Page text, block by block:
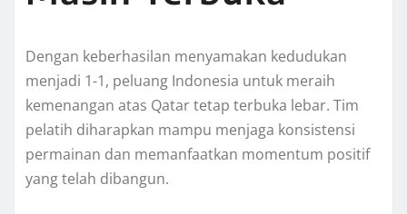
Dengan keberhasilan menyamakan kedudukan
menjadi 1-1, peluang Indonesia untuk meraih
kemenangan atas Qatar tetap terbuka lebar. Tim
pelatih diharapkan mampu menjaga konsistensi
permainan dan memanfaatkan momentum positif
yang telah dibangun.